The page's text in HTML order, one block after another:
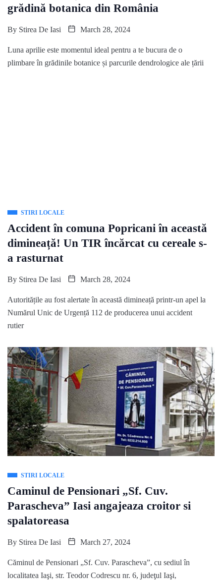
grădină botanica din România
By Stirea De Iasi March 28, 2024
Luna aprilie este momentul ideal pentru a te bucura de o
plimbare în grădinile botanice și parcurile dendrologice ale țării
STIRI LOCALE
Accident în comuna Popricani în această
dimineață! Un TIR încărcat cu cereale s-
a rasturnat
By Stirea De Iasi March 28, 2024
Autoritățile au fost alertate în această dimineață printr-un apel la
Numărul Unic de Urgență 112 de producerea unui accident
rutier
STIRI LOCALE
Caminul de Pensionari „Sf. Cuv.
Parascheva” Iasi angajeaza croitor si
spalatoreasa
By Stirea De Iasi March 27, 2024
Căminul de Pensionari „Sf. Cuv. Parascheva”, cu sediul în
localitatea Iaşi, str. Teodor Codrescu nr. 6, judeţul Iaşi,